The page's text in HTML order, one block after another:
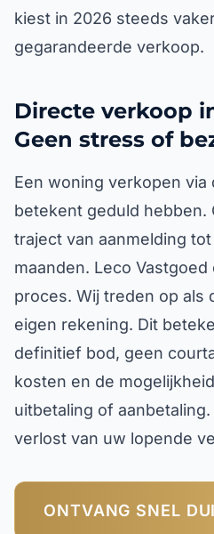
kiest in 2026 steeds
gegarandeerde verkoop.
Directe verkoop
Geen stress of
Een woning verkopen
betekent geduld hebben.
traject van aanmelding
maanden. Leco
proces. Wij treden op als
eigen rekening. Dit
definitief bod, geen
kosten en de
uitbetaling of
verlost van uw lopende
ONTVANG SNEL